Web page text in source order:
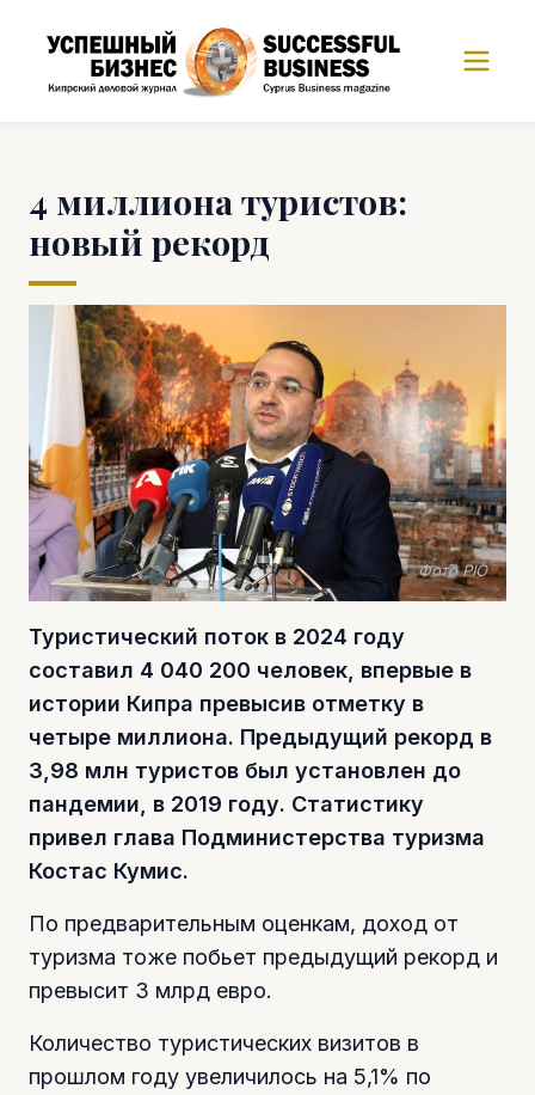
4 миллиона туристов:
новый рекорд
Фото PIO
Туристический поток в 2024 году
составил 4 040 200 человек, впервые в
истории Кипра превысив отметку в
четыре миллиона. Предыдущий рекорд в
3,98 млн туристов был установлен до
пандемии, в 2019 году. Статистику
привел глава Подминистерства туризма
Костас Кумис.
По предварительным оценкам, доход от
туризма тоже побьет предыдущий рекорд и
превысит 3 млрд евро.
Количество туристических визитов в
прошлом году увеличилось на 5,1% по